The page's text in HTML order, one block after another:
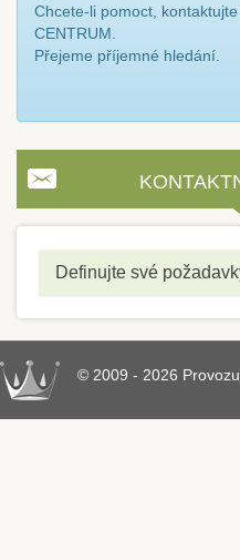
Chcete-li pomoct,
CENTRUM.
Přejeme příjemné hledání.
Definujte své
© 2009 - 2026